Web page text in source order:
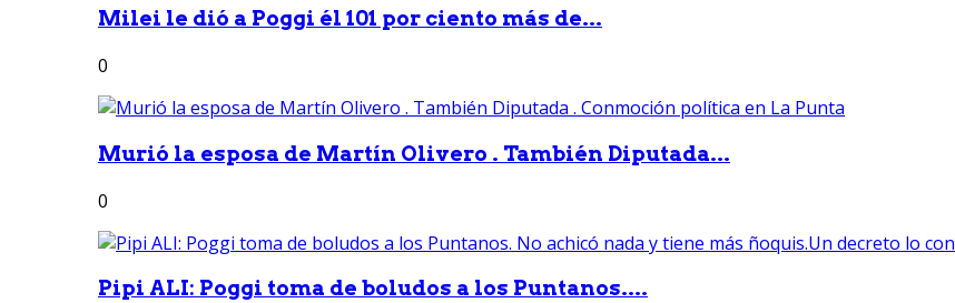
Milei le dió a Poggi él 101 por ciento más de...
0
Murió la esposa de Martín Olivero . También Diputada...
0
Pipi ALI: Poggi toma de boludos a los Puntanos....